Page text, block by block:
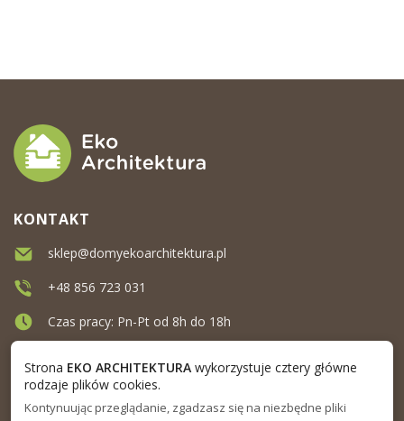
MENU
KONTAKT
sklep@domyekoarchitektura.pl
+48 856 723 031
Czas pracy: Pn-Pt od 8h do 18h
Strona EKO ARCHITEKTURAwykorzystuje cztery główne
rodzaje plików cookies.
Kontynuując przeglądanie, zgadzasz się na niezbędne pliki